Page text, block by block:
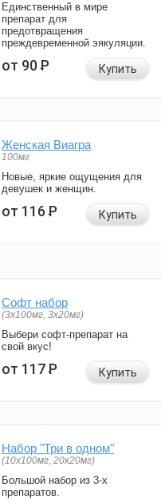
Единственный в мире
препарат для
предотвращения
преждевременной эякуляции.
от 90Р Купить
Женская Виагра
100мг
Новые, яркие ощущения для
девушек и женщин.
от 116Р Купить
Софт набор
(3x100мг, 3x20мг)
Выбери софт-препарат на
свой вкус!
от 117Р Купить
Набор "Три в одном"
(10x100мг, 20x20мг)
Большой набор из 3-х
препаратов.